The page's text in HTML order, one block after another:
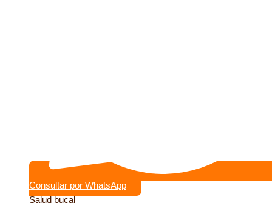
Consultar por WhatsApp
Salud bucal